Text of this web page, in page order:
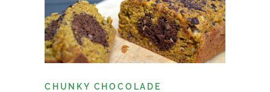
CHUNKY CHOCOLADE